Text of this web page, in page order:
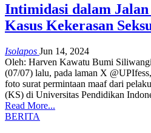
Intimidasi dalam Jalan
Kasus Kekerasan
Isolapos Jun 14, 2024
Oleh: Harven Kawatu Bumi
(07/07) lalu, pada laman X
foto surat permintaan maaf dari
(KS) di Universitas Pendidikan
Read More...
BERITA